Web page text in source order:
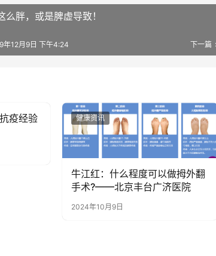
么胖，或是脾虚导致！
下一篇
年12月9日 下午4:24
疫经验
健康资讯
牛江红：什么程度可以做拇外翻
手术?——北京丰台广济医院
2024年10月9日